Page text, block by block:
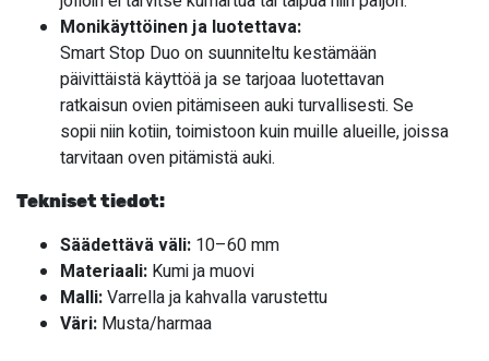
Monikäyttöinen ja luotettava:
Smart Stop Duo on suunniteltu kestämään
päivittäistä käyttöä ja se tarjoaa luotettavan
ratkaisun ovien pitämiseen auki turvallisesti. Se
sopii niin kotiin, toimistoon kuin muille alueille, joissa
tarvitaan oven pitämistä auki.
Tekniset tiedot:
Säädettävä väli: 10–60 mm
Materiaali: Kumi ja muovi
Malli:Varrella ja kahvalla varustettu
Väri: Musta/harmaa